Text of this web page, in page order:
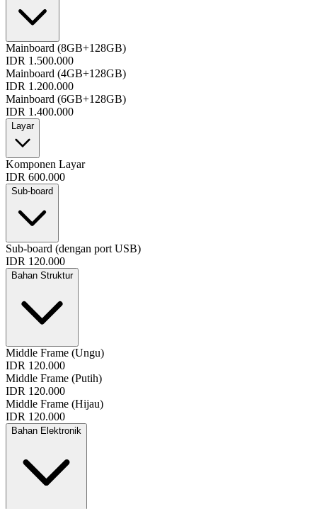
Mainboard (8GB+128GB)
IDR 1.500.000
Mainboard (4GB+128GB)
IDR 1.200.000
Mainboard (6GB+128GB)
IDR 1.400.000
Layar
Komponen Layar
IDR 600.000
Sub-board
Sub-board (dengan port USB)
IDR 120.000
Bahan Struktur
Middle Frame (Ungu)
IDR 120.000
Middle Frame (Putih)
IDR 120.000
Middle Frame (Hijau)
IDR 120.000
Bahan Elektronik